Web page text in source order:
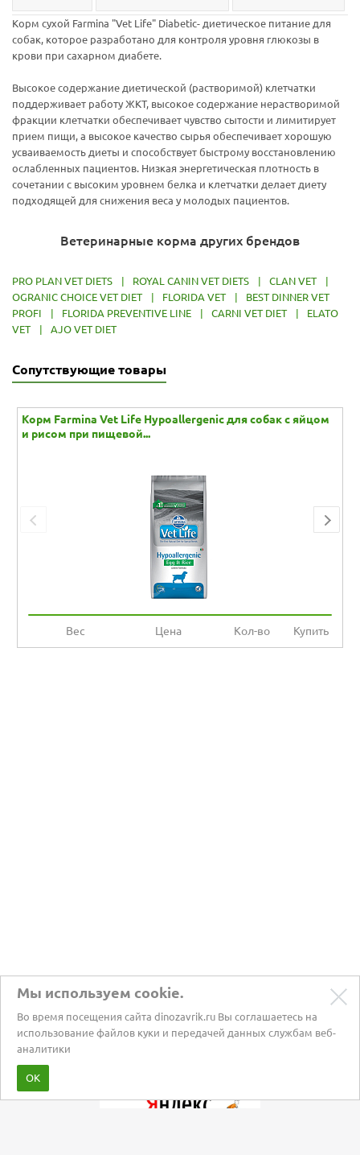
Корм сухой Farmina "Vet Life" Diabetic- диетическое питание для
собак, которое разработано для контроля уровня глюкозы в
крови при сахарном диабете.
Высокое содержание диетической (растворимой) клетчатки
поддерживает работу ЖКТ, высокое содержание нерастворимой
фракции клетчатки обеспечивает чувство сытости и лимитирует
прием пищи, а высокое качество сырья обеспечивает хорошую
усваиваемость диеты и способствует быстрому восстановлению
ослабленных пациентов. Низкая энергетическая плотность в
сочетании с высоким уровнем белка и клетчатки делает диету
подходящей для снижения веса у молодых пациентов.
Ветеринарные корма других брендов
PRO PLAN VET DIETS ROYAL CANIN VET DIETS CLAN VET
OGRANIC CHOICE VET DIET
FLORIDA VET
BEST DINNER VET
PROFI
FLORIDA PREVENTIVE LINE CARNI VET DIET
ELATO
VET
AJO VET DIET
Сопутствующие товары
Корм Farmina Vet Life Hypoallergenic для собак с яйцом
и рисом при пищевой...
Вес Цена Кол-во Купить
Мы используем cookie.
Во время посещения сайта dinozavrik.ru Вы соглашаетесь на
использование файлов куки и передачей данных службам веб-
аналитики
ОК